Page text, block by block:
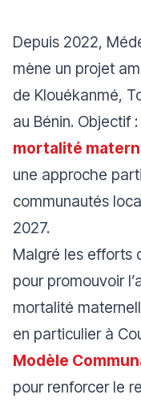
Depuis 2022,
mène un projet
de Klouékanmé,
au Bénin. Objectif :
mortalité
une approche
communautés
2027.
Malgré les efforts
pour promouvoir
mortalité
en particulier à
Modèle
pour renforcer le